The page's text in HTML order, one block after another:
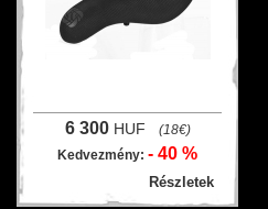
6 300 HUF
(18€)
Kedvezmény: - 40 %
Részletek